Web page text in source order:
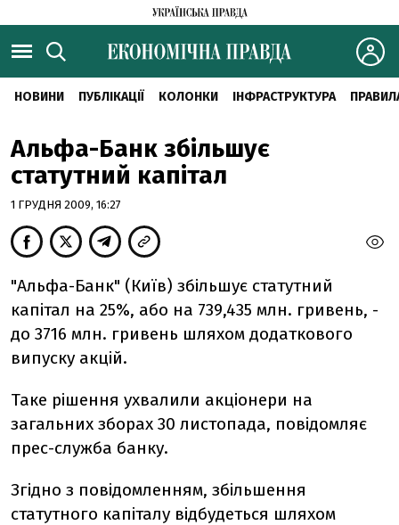
НОВИНИ ПУБЛІКАЦІЇ КОЛОНКИ ІНФРАСТРУКТУРА
Альфа-Банк збільшує
статутний капітал
1 ГРУДНЯ 2009, 16:27
"Альфа-Банк" (Київ) збільшує статутний
капітал на 25%, або на 739,435 млн. гривень, -
до 3716 млн. гривень шляхом додаткового
випуску акцій.
Таке рішення ухвалили акціонери на
загальних зборах 30 листопада, повідомляє
прес-служба банку.
Згідно з повідомленням, збільшення
статутного капіталу відбудеться шляхом